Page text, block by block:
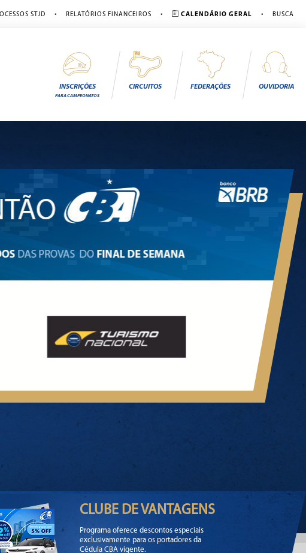
STJD • RELATÓRIOS FINANCEIROS • CALENDÁRIO GERAL • BUSCA
INSCRIÇÕES
PARA CAMPEONATOS
CIRCUITOS FEDERAÇÕES OUVIDORIA
CLUBE DE VANTAGENS
Programa oferece descontos especiais
exclusivamente para os portadores da
Cédula CBA vigente.